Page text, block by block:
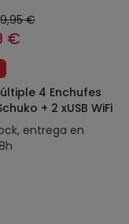
€
€
4 Enchufes
+ 2 xUSB WiFi
entrega en